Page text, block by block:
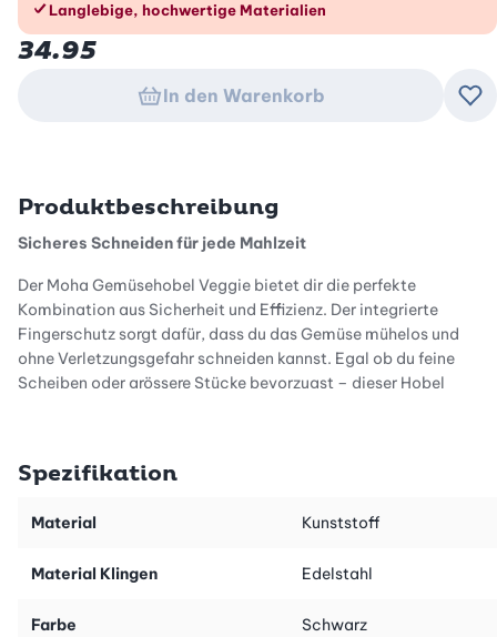
Langlebige, hochwertige Materialien
34.95
In den Warenkorb
Produktbeschreibung
Sicheres Schneiden für jede Mahlzeit
Der Moha Gemüsehobel Veggie bietet dir die perfekte
Kombination aus Sicherheit und Effizienz. Der integrierte
Fingerschutz sorgt dafür, dass du das Gemüse mühelos und
ohne Verletzungsgefahr schneiden kannst. Egal ob du feine
Scheiben oder grössere Stücke bevorzugst – dieser Hobel
Vielseitig und benutzerfreundlich
Lieblingsgerichte ein Kinderspiel. Das vielseitige Design erlaubt
benutzerfreundlichen Handhabung eignet sich der Hobel für den
Spezifikation
Material Kunststoff
Material Klingen Edelstahl
Farbe Schwarz